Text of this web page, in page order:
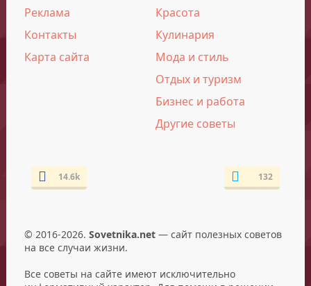
Реклама
Контакты
Карта сайта
Красота
Кулинария
Мода и стиль
Отдых и туризм
Бизнес и работа
Другие советы
14.6k 132
© 2016-2026. Sovetnika.net— сайт полезных советов
на все случаи жизни.
Все советы на сайте имеют исключительно